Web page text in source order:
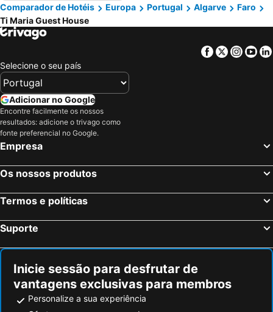
Comparador de Hotéis
Europa Portugal Algarve
Faro
Ti Maria Guest House
Facebook
Twitter
Selecione o seu país
Adicionar no Google
Encontre facilmente os nossos
resultados: adicione o trivago como
fonte preferencial no Google.
Empresa
Os nossos produtos
Termos e políticas
Suporte
Inicie sessão para desfrutar de
vantagens exclusivas para membros
Personalize a sua experiência